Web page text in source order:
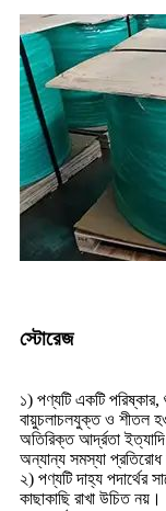
স্টোরেজ
১) পণ্যটি একটি
বায়ুচলাচলযুক্ত ও শীতল
অতিরিক্ত আর্দ্রতা
অন্যান্য সমস্যা প্রতিরোধ
২) পণ্যটি দাহ্য পদার্থের
কাছাকাছি রাখা উচিত নয়।